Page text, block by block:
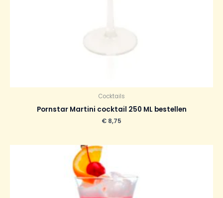
Cocktails
Pornstar Martini cocktail 250 ML bestellen
€ 8,75